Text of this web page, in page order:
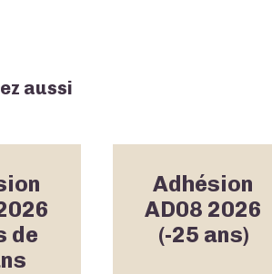
aussi
de
Adhésion
AD08 2026
(-25 ans)